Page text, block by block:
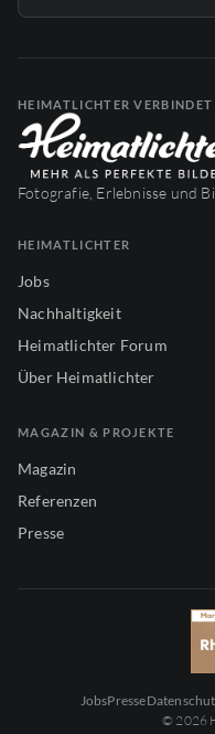
HEIMATLICHTER VERBINDET
Fotografie, Erlebnisse und
HEIMATLICHTER
Jobs
Nachhaltigkeit
Heimatlichter Forum
Über Heimatlichter
MAGAZIN & PROJEKTE
Magazin
Referenzen
Presse
JobsPresse
© 2026